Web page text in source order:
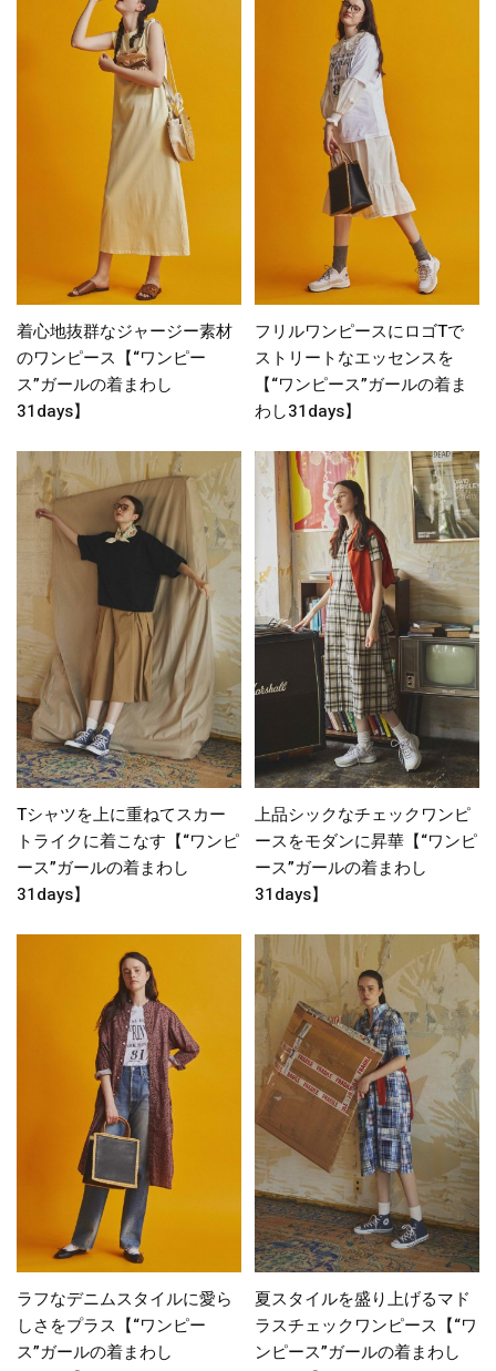
着心地抜群なジャージー素材
のワンピース【“ワンピー
ス”ガールの着まわし
31days】
フリルワンピースにロゴTで
ストリートなエッセンスを
【“ワンピース”ガールの着ま
わし31days】
Tシャツを上に重ねてスカー
トライクに着こなす【“ワンピ
ース”ガールの着まわし
31days】
上品シックなチェックワンピ
ースをモダンに昇華【“ワンピ
ース”ガールの着まわし
31days】
ラフなデニムスタイルに愛ら
しさをプラス【“ワンピー
ス”ガールの着まわし
夏スタイルを盛り上げるマド
ラスチェックワンピース【“ワ
ンピース”ガールの着まわし